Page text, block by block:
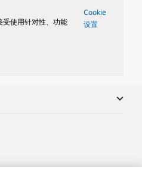
使用针对性、功能
Cookie
设置